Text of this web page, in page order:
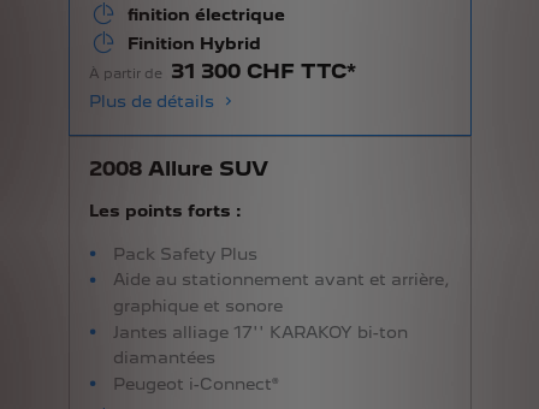
finition électrique
Finition Hybrid
À partir de 31 300 CHF TTC*
Plus de détails
2008 Allure SUV
Les points forts :
Pack Safety Plus
Aide au stationnement avant et arrière,
graphique et sonore
Jantes alliage 17'' KARAKOY bi-ton
diamantées
Peugeot i-Connect®